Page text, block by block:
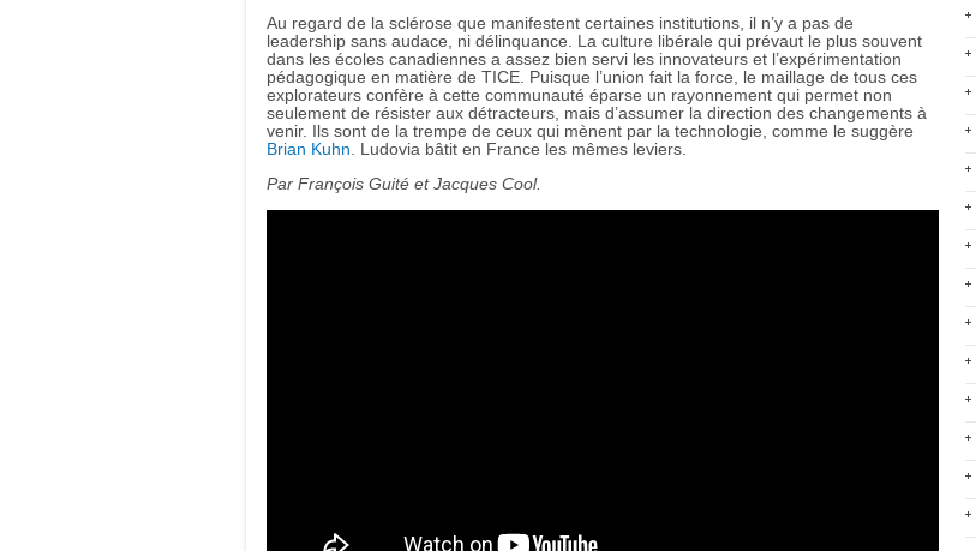
Au regard de la sclérose que manifestent certaines institutions, il n’y a pas de
leadership sans audace, ni délinquance. La culture libérale qui prévaut le plus souvent
dans les écoles canadiennes a assez bien servi les innovateurs et l’expérimentation
pédagogique en matière de TICE. Puisque l’union fait la force, le maillage de tous ces
explorateurs confère à cette communauté éparse un rayonnement qui permet non
seulement de résister aux détracteurs, mais d’assumer la direction des changements à
venir. Ils sont de la trempe de ceux qui mènent par la technologie, comme le suggère
Brian Kuhn. Ludovia bâtit en France les mêmes leviers.
Par François Guité et Jacques Cool.